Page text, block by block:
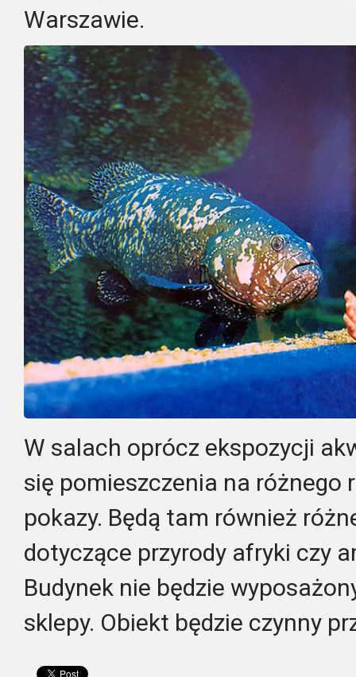
Warszawie.
W salach oprócz ekspozycji
się pomieszczenia na różnego
pokazy. Będą tam również
dotyczące przyrody afryki czy
Budynek nie będzie
sklepy. Obiekt będzie czynny